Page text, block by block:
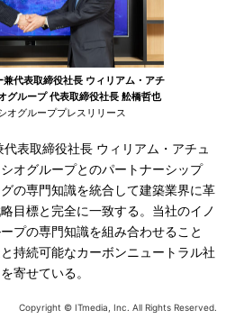
代表取締役社長 ウィリアム・アチ
グループ 代表取締役社長 舩橋哲也
オグループプレスリリース
表取締役社長 ウィリアム・アチュ
オグループとのパートナーシップ
の専門知識を統合して建築業界に革
目標と完全に一致する。当社のイノ
プの専門知識を組み合わせること
持続可能なカーボンニュートラル社
寄せている。
Copyright © ITmedia, Inc. All Rights Reserved.